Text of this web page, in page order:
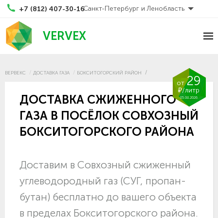
+7 (812) 407-30-16Санкт-Петербург и Ленобласть
VERVEX
ВЕРВЕКС ДОСТАВКА ГАЗА БОКСИТОГОРСКИЙ РАЙОН
от29
₽/литр
05.08.2026
ДОСТАВКА СЖИЖЕННОГО
ГАЗА В ПОСЁЛОК СОВХОЗНЫЙ
БОКСИТОГОРСКОГО РАЙОНА
Доставим в Совхозный сжиженный
углеводородный газ (СУГ, пропан-
бутан) бесплатно до вашего объекта
в пределах Бокситогорского района.